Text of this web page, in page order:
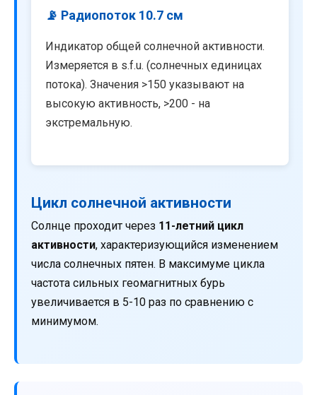
📡 Радиопоток 10.7 см
Индикатор общей солнечной активности.
Измеряется в s.f.u. (солнечных единицах
потока). Значения >150 указывают на
высокую активность, >200 - на
экстремальную.
Цикл солнечной активности
Солнце проходит через 11-летний цикл
активности, характеризующийся изменением
числа солнечных пятен. В максимуме цикла
частота сильных геомагнитных бурь
увеличивается в 5-10 раз по сравнению с
минимумом.